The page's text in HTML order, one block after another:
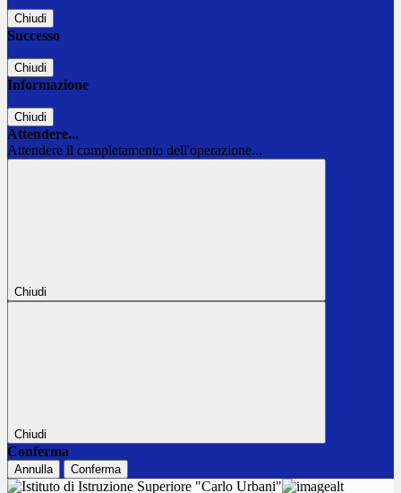
Chiudi
Successo
Chiudi
Informazione
Chiudi
Attendere...
Attendere il completamento dell'operazione...
Chiudi
Chiudi
Conferma
Annulla Conferma